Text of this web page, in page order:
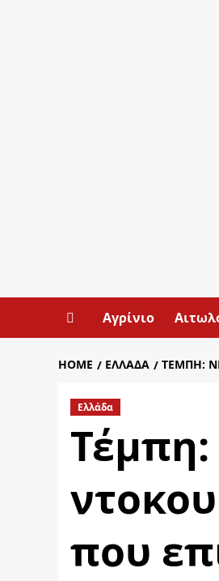
Αγρίνιο
HOME ΕΛΛΆΔΑ ΤΈΜΠΗ:
Ελλάδα
που